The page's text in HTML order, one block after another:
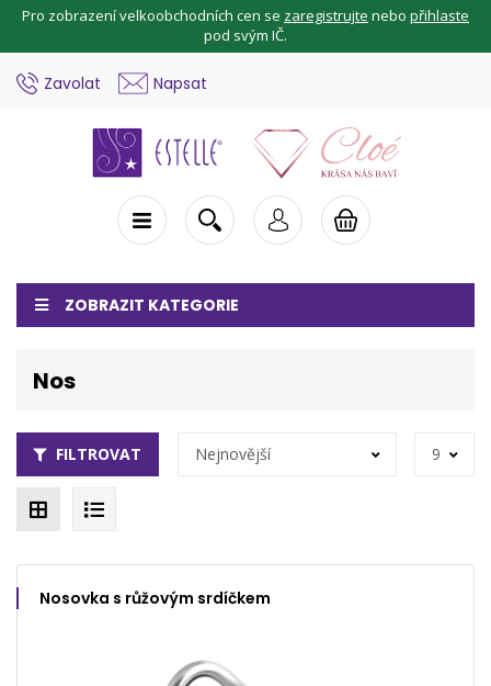
Pro zobrazení velkoobchodních cen se zaregistrujte nebo přihlaste
pod svým IČ.
Zavolat Napsat
ZOBRAZIT KATEGORIE
Nos
FILTROVAT Nejnovější 9
Nosovka s růžovým srdíčkem